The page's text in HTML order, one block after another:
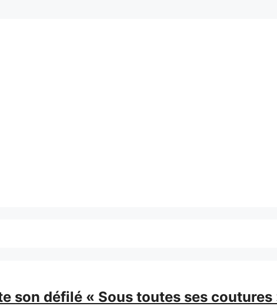
son défilé « Sous toutes ses coutures